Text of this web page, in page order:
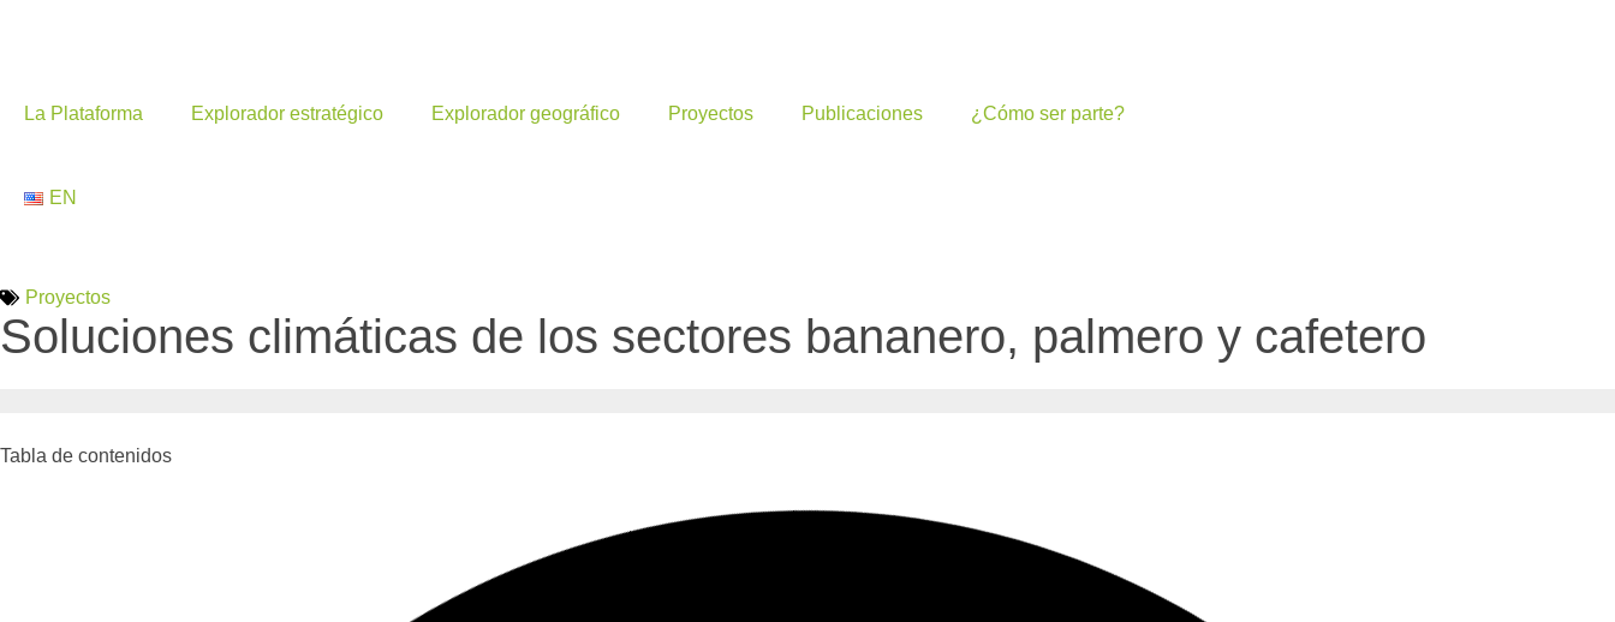
La Plataforma Explorador estratégico Explorador geográfico Proyectos Publicaciones ¿Cómo ser parte?
EN
Proyectos
Soluciones climáticas de los sectores bananero, palmero y cafetero
Tabla de contenidos